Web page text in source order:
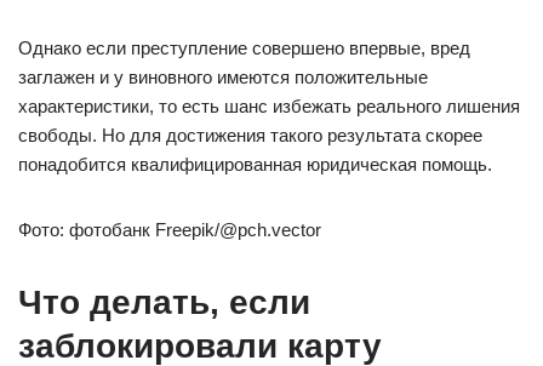
Однако если преступление совершено впервые, вред
заглажен и у виновного имеются положительные
характеристики, то есть шанс избежать реального лишения
свободы. Но для достижения такого результата скорее
понадобится квалифицированная юридическая помощь.
Фото: фотобанк Freepik/@pch.vector
Что делать, если
заблокировали карту